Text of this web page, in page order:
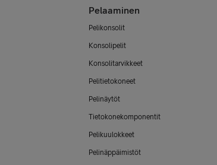
Pelaaminen
Pelikonsolit
Konsolipelit
Konsolitarvikkeet
Pelitietokoneet
Pelinäytöt
Tietokonekomponentit
Pelikuulokkeet
Pelinäppäimistöt